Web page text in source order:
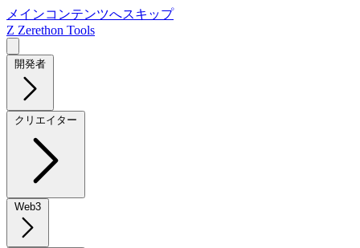
メインコンテンツへスキップ
Z Zerethon Tools
開発者
クリエイター
Web3